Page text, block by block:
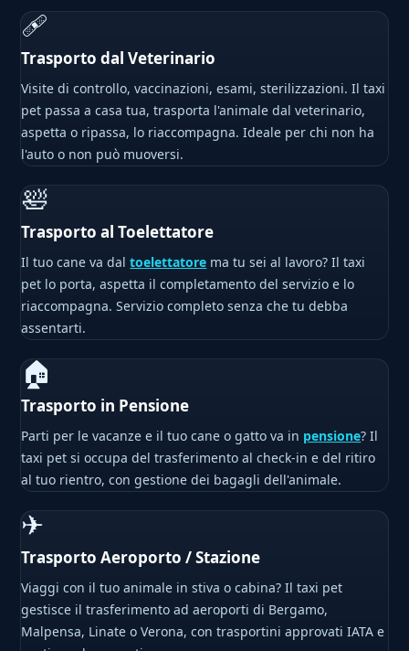
🩹
Trasporto dal Veterinario
Visite di controllo, vaccinazioni, esami, sterilizzazioni. Il taxi
pet passa a casa tua, trasporta l'animale dal veterinario,
aspetta o ripassa, lo riaccompagna. Ideale per chi non ha
l'auto o non può muoversi.
🛀
Trasporto al Toelettatore
Il tuo cane va daltoelettatore ma tu sei al lavoro? Il taxi
pet lo porta, aspetta il completamento del servizio e lo
riaccompagna. Servizio completo senza che tu debba
assentarti.
🏠
Trasporto in Pensione
Parti per le vacanze e il tuo cane o gatto va in pensione? Il
taxi pet si occupa del trasferimento al check-in e del ritiro
al tuo rientro, con gestione dei bagagli dell'animale.
✈
Trasporto Aeroporto / Stazione
Viaggi con il tuo animale in stiva o cabina? Il taxi pet
gestisce il trasferimento ad aeroporti di Bergamo,
Malpensa, Linate o Verona, con trasportini approvati IATA e